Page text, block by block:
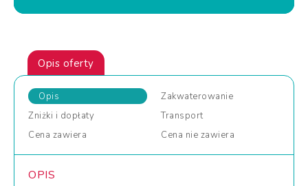
Opis oferty
Opis
Zakwaterowanie
Zniżki i dopłaty
Transport
Cena zawiera Cena nie zawiera
OPIS